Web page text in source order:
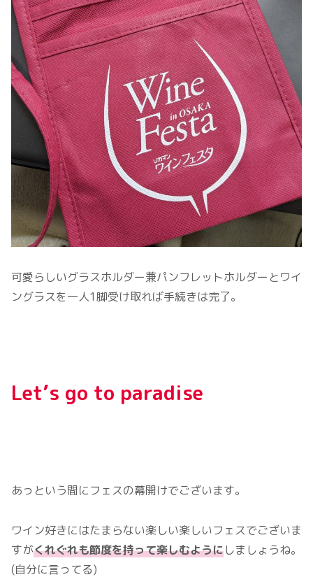
可愛らしいグラスホルダー兼パンフレットホルダーとワイ
ングラスを一人1脚受け取れば手続きは完了。
Let’s go to paradise
あっという間にフェスの幕開けでございます。
ワイン好きにはたまらない楽しい楽しいフェスでございま
すがくれぐれも節度を持って楽しむようにしましょうね。
(自分に言ってる)